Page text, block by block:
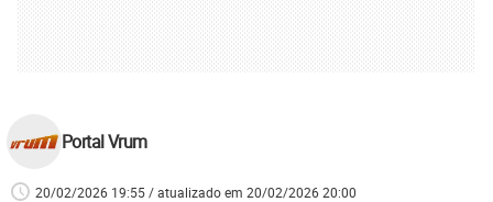
Portal Vrum
20/02/2026 19:55 / atualizado em 20/02/2026 20:00